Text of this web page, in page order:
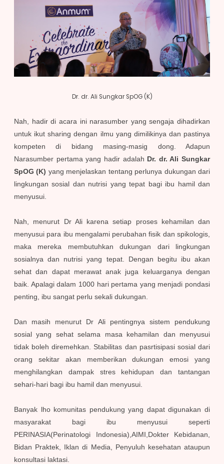
Dr. dr. Ali Sungkar SpOG (K)
Nah, hadir di acara ini narasumber yang sengaja dihadirkan
untuk ikut sharing dengan ilmu yang dimilikinya dan pastinya
kompeten di bidang masing-masig dong. Adapun
Narasumber pertama yang hadir adalah Dr. dr. Ali Sungkar
SpOG (K) yang menjelaskan tentang perlunya dukungan dari
lingkungan sosial dan nutrisi yang tepat bagi ibu hamil dan
menyusui.
Nah, menurut Dr Ali karena setiap proses kehamilan dan
menyusui para ibu mengalami perubahan fisik dan spikologis,
maka mereka membutuhkan dukungan dari lingkungan
sosialnya dan nutrisi yang tepat. Dengan begitu ibu akan
sehat dan dapat merawat anak juga keluarganya dengan
baik. Apalagi dalam 1000 hari pertama yang menjadi pondasi
penting, ibu sangat perlu sekali dukungan.
Dan masih menurut Dr Ali pentingnya sistem pendukung
sosial yang sehat selama masa kehamilan dan menyusui
tidak boleh diremehkan. Stabilitas dan pasrtisipasi sosial dari
orang sekitar akan memberikan dukungan emosi yang
menghilangkan dampak stres kehidupan dan tantangan
sehari-hari bagi ibu hamil dan menyusui.
Banyak lho komunitas pendukung yang dapat digunakan di
masyarakat bagi ibu menyusui seperti
PERINASIA(Perinatologi Indonesia),AIMI,Dokter Kebidanan,
Bidan Praktek, Iklan di Media, Penyuluh kesehatan ataupun
konsultasi laktasi.